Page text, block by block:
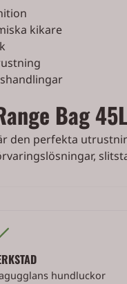
kikare
Bag
den perfekta
hundluckor